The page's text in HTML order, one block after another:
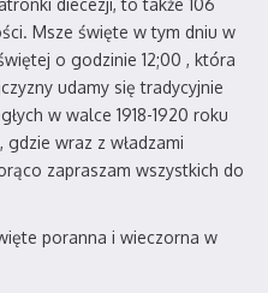
diecezji, to także 106
Msze święte w tym dniu w
o godzinie 12;00 , która
udamy się tradycyjnie
w walce 1918-1920 roku
wraz z władzami
zapraszam wszystkich do
poranna i wieczorna w